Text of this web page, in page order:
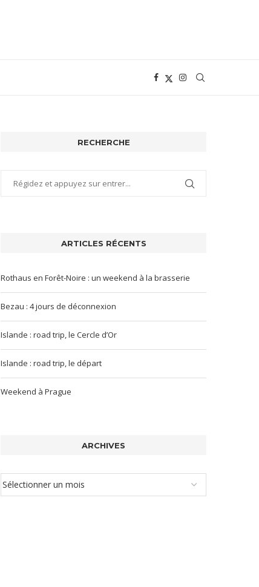
RECHERCHE
ARTICLES RÉCENTS
Rothaus en Forêt-Noire : un weekend à la brasserie
Bezau : 4 jours de déconnexion
Islande : road trip, le Cercle d’Or
Islande : road trip, le départ
Weekend à Prague
ARCHIVES